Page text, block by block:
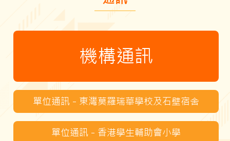
機構通訊
單位通訊 - 東灣莫羅瑞華學校及石壁宿舍
單位通訊 - 香港學生輔助會小學